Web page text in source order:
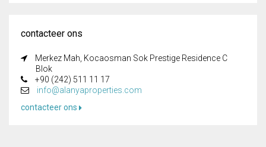
contacteer ons
Merkez Mah, Kocaosman Sok Prestige Residence C
Blok
+90 (242) 511 11 17
info@alanyaproperties.com
contacteer ons